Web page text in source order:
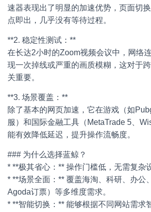
速器表现出了明显的加速优势，页面切
点即出，几乎没有等待过程。
**2. 稳定性测试：**
在长达2小时的Zoom视频会议中，网络
现一次掉线或严重的画质模糊，这对于
关重要。
**3. 场景覆盖：**
除了基本的网页加速，它在游戏（如
服）和国际金融工具（MetaTrade 5、
能有效降低延迟，提升操作流畅度。
### 为什么选择蓝鲸？
* **极其省心：** 操作门槛低，无需复杂
* **场景全面：** 覆盖海淘、科研、办公
Agoda订票）等多维度需求。
* **智能切换：** 能够根据不同网站需求